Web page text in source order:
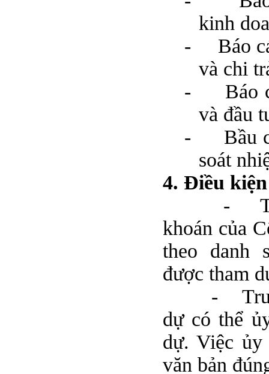
kinh
-
Báo
và chi
-
Báo
và đầu
-
Bầu
soát
4. Điều
-
khoán của
theo danh
được tham
-
dự có thể
dự. Việc ủy
văn bản